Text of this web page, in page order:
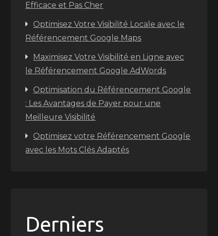
Efficace et Pas Cher
Optimisez Votre Visibilité Locale avec le
Référencement Google Maps
Maximisez Votre Visibilité en Ligne avec
le Référencement Google AdWords
Optimisation du Référencement Google
: Les Avantages de Payer pour une
Meilleure Visibilité
Optimisez votre Référencement Google
avec les Mots Clés Adaptés
Derniers